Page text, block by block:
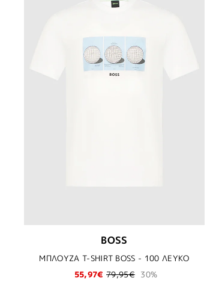
BOSS
ΜΠΛΟΥΖΑ T-SHIRT BOSS - 100 ΛΕΥΚΟ
55,97€ 79,95€ 30%